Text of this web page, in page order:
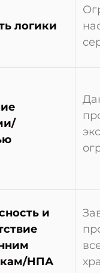
логики
и
НПА